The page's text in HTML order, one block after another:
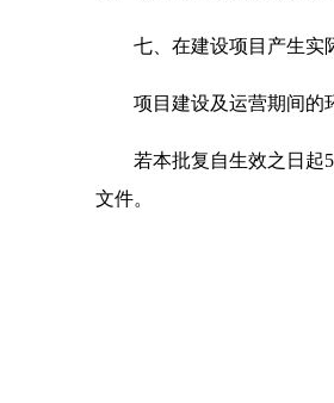
七、在建设项目产生实
项目建设及运营期间的
若本批复自生效之日起
文件。